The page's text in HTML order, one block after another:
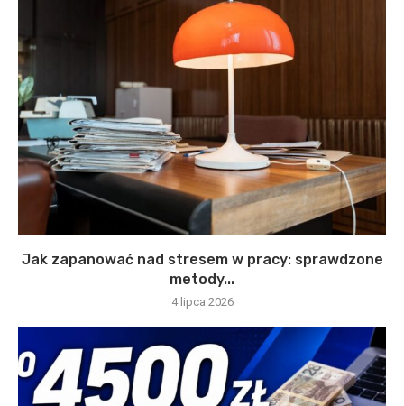
Jak zapanować nad stresem w pracy: sprawdzone
metody...
4 lipca 2026